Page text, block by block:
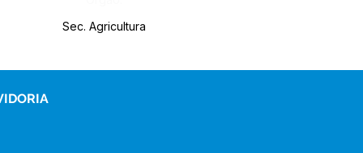
Sec. Agricultura